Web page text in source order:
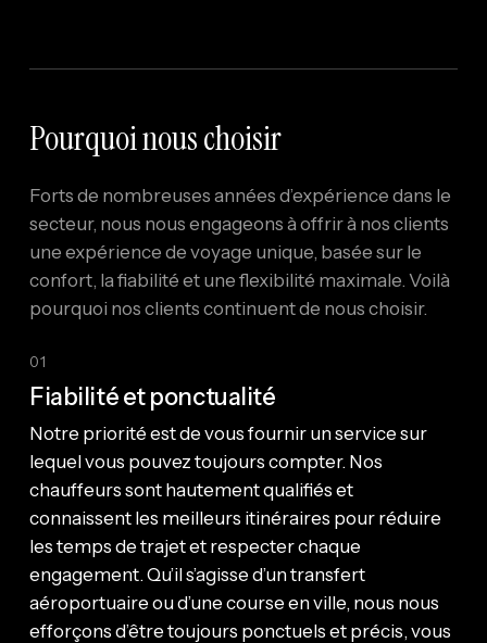
Pourquoi nous choisir
Forts de nombreuses années d’expérience dans le
secteur, nous nous engageons à offrir à nos clients
une expérience de voyage unique, basée sur le
confort, la fiabilité et une flexibilité maximale. Voilà
pourquoi nos clients continuent de nous choisir.
01
Fiabilité et ponctualité
Notre priorité est de vous fournir un service sur
lequel vous pouvez toujours compter. Nos
chauffeurs sont hautement qualifiés et
connaissent les meilleurs itinéraires pour réduire
les temps de trajet et respecter chaque
engagement. Qu’il s’agisse d’un transfert
aéroportuaire ou d’une course en ville, nous nous
efforçons d’être toujours ponctuels et précis, vous